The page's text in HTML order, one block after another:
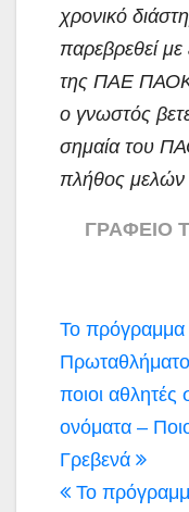
χρονικό
παρεβρεθεί
της ΠΑΕ
ο γνωστός
σημαία του
πλήθος μελών
ΓΡΑΦΕΙΟ
άρθρων
Το πρόγραμμα
ποιοι
ονόματα –
Γρεβενά
Το